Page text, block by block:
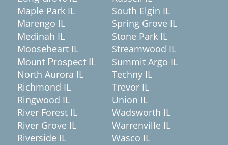
Maple Park IL
Marengo IL
Medinah IL
Mooseheart IL
Mount Prospect IL
North Aurora IL
Richmond IL
Ringwood IL
River Forest IL
River Grove IL
Riverside IL
South Elgin IL
Spring Grove IL
Stone Park IL
Streamwood IL
Summit Argo IL
Techny IL
Trevor IL
Union IL
Wadsworth IL
Warrenville IL
Wasco IL